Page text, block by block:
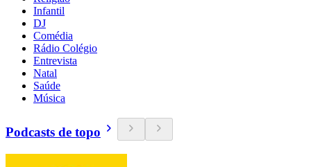
Infantil
DJ
Comédia
Rádio Colégio
Entrevista
Natal
Saúde
Música
Podcasts de topo